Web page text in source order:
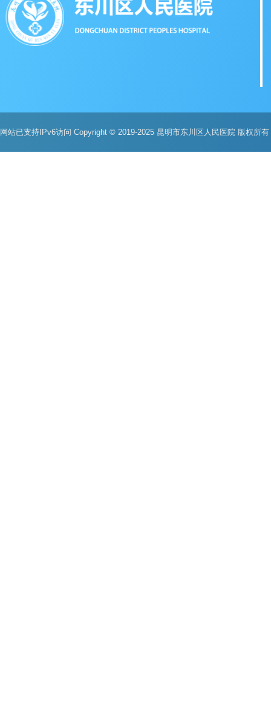
网站已支持IPv6访问 Copyright © 2019-2025 昆明市东川区人民医院 版权所